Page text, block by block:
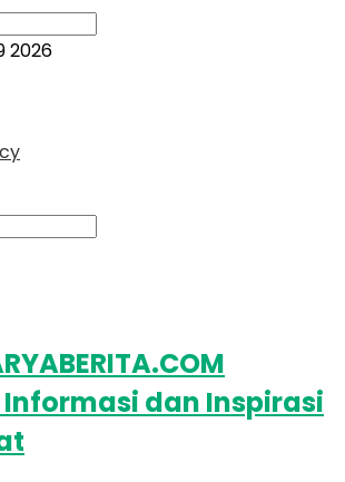
2026
dan Inspirasi